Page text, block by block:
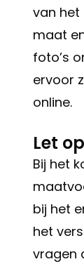
van het
maat
foto’s
ervoor
online.
Let
Bij het
bij het
het
vragen